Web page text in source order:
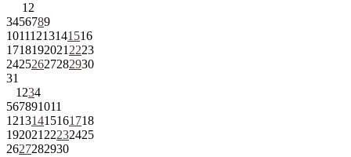
1 2
3456789
10111213141516
1718192021 2223
24252627282930
31
1 234
567891011
12131415161718
192021 22232425
2627282930